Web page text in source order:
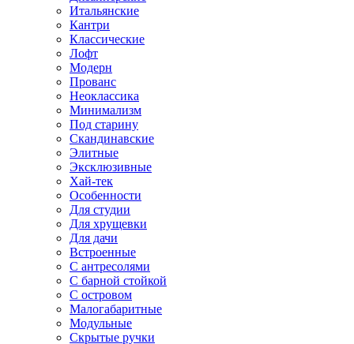
Итальянские
Кантри
Классические
Лофт
Модерн
Прованс
Неоклассика
Минимализм
Под старину
Скандинавские
Элитные
Эксклюзивные
Хай-тек
Особенности
Для студии
Для хрущевки
Для дачи
Встроенные
С антресолями
С барной стойкой
С островом
Малогабаритные
Модульные
Скрытые ручки